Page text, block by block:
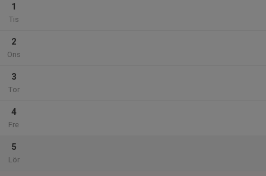
1
Tis
2
Ons
3
Tor
4
Fre
5
Lör